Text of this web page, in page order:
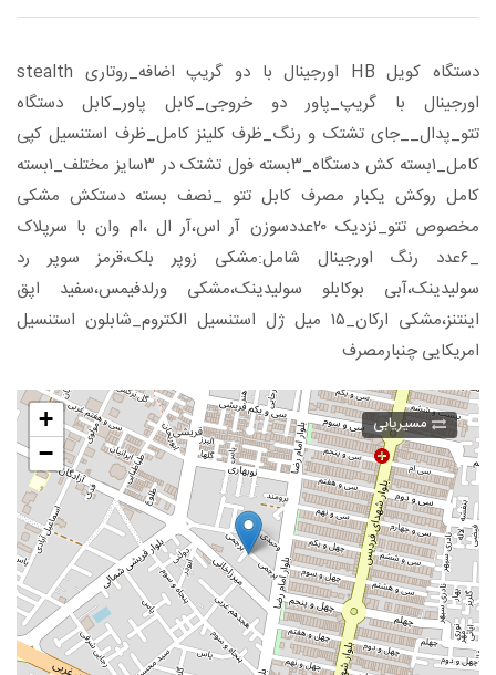
دستگاه کویل HB اورجینال با دو گریپ اضافه_روتاری stealth
اورجینال با گریپ_پاور دو خروجی_کابل پاور_کابل دستگاه
تتو_پدال__جای تشتک و رنگ_ظرف کلینز کامل_ظرف استنسیل کپی
کامل_۱بسته کش دستگاه_۳بسته فول تشتک در ۳سایز مختلف_۱بسته
کامل روکش یکبار مصرف کابل تتو _نصف بسته دستکش مشکی
مخصوص تتو_نزدیک ۲۰عدد‌سوزن آر اس،آر ال ،ام وان با سرپلاک
_۶عدد رنگ اورجینال شامل:مشکی زوپر بلک،قرمز سوپر رد
سولیدینک،آبی بوکابلو سولیدینک،مشکی ورلدفیمس،سفید اپق
اینتنز،مشکی ارکان_۱۵ میل ژل استنسیل الکتروم_شابلون استنسیل
امریکایی چنبارمصرف
+
−
مسیریابی